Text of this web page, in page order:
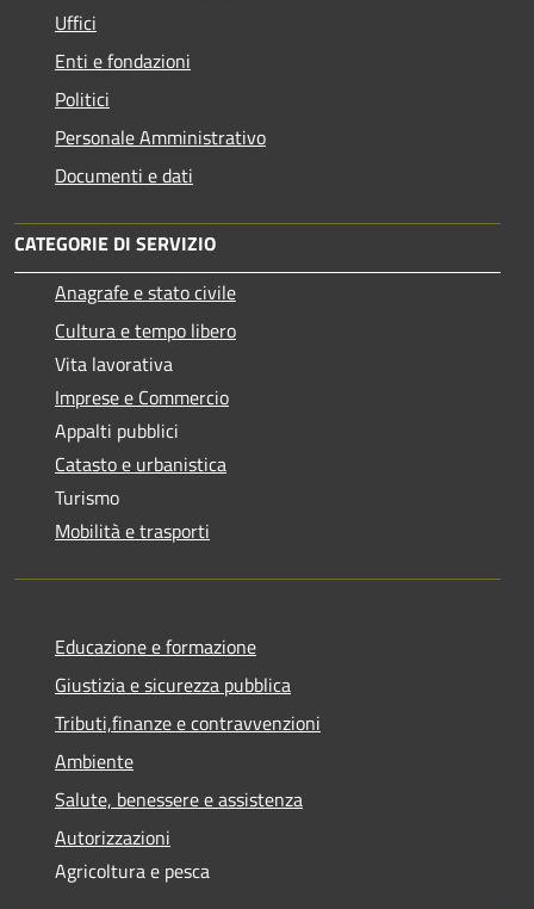
Uffici
Enti e fondazioni
Politici
Personale Amministrativo
Documenti e dati
CATEGORIE DI SERVIZIO
Anagrafe e stato civile
Cultura e tempo libero
Vita lavorativa
Imprese e Commercio
Appalti pubblici
Catasto e urbanistica
Turismo
Mobilità e trasporti
Educazione e formazione
Giustizia e sicurezza pubblica
Tributi,finanze e contravvenzioni
Ambiente
Salute, benessere e assistenza
Autorizzazioni
Agricoltura e pesca